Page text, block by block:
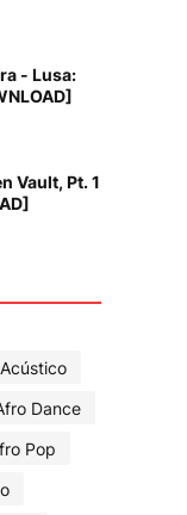
- Lusa:
Vault, Pt. 1
Acústico
Dance
Pop